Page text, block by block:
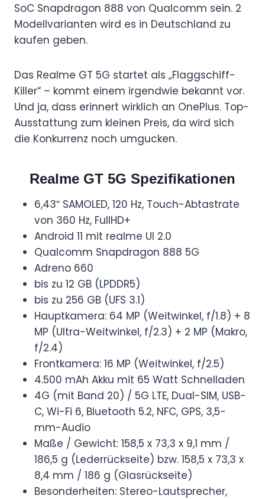
SoC Snapdragon 888 von Qualcomm sein. 2
Modellvarianten wird es in Deutschland zu
kaufen geben.
Das Realme GT 5G startet als „Flaggschiff-
Killer“ – kommt einem irgendwie bekannt vor.
Und ja, dass erinnert wirklich an OnePlus. Top-
Ausstattung zum kleinen Preis, da wird sich
die Konkurrenz noch umgucken.
Realme GT 5G Spezifikationen
6,43″ SAMOLED, 120 Hz, Touch-Abtastrate
von 360 Hz, FullHD+
Android 11 mit realme UI 2.0
Qualcomm Snapdragon 888 5G
Adreno 660
bis zu 12 GB (LPDDR5)
bis zu 256 GB (UFS 3.1)
Hauptkamera: 64 MP (Weitwinkel, f/1.8) + 8
MP (Ultra-Weitwinkel, f/2.3) + 2 MP (Makro,
f/2.4)
Frontkamera: 16 MP (Weitwinkel, f/2.5)
4.500 mAh Akku mit 65 Watt Schnelladen
4G (mit Band 20) / 5G LTE, Dual-SIM, USB-
C, Wi-Fi 6, Bluetooth 5.2, NFC, GPS, 3,5-
mm-Audio
Maße / Gewicht: 158,5 x 73,3 x 9,1 mm /
186,5 g (Lederrückseite) bzw. 158,5 x 73,3 x
8,4 mm / 186 g (Glasrückseite)
Besonderheiten: Stereo-Lautsprecher,